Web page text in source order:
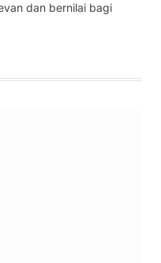
dan bernilai bagi